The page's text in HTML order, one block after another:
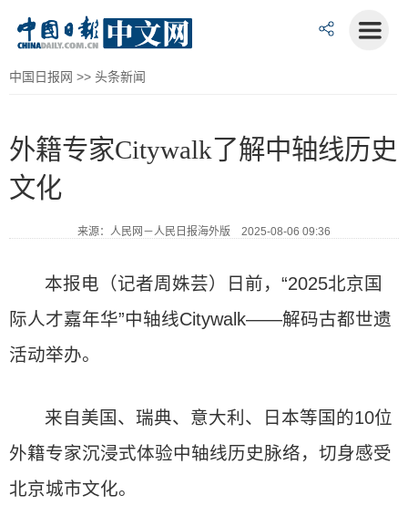
中国日报网 >> 头条新闻
外籍专家Citywalk了解中轴线历史
文化
来源：人民网－人民日报海外版 2025-08-06 09:36
本报电（记者周姝芸）日前，“2025北京国
际人才嘉年华”中轴线Citywalk——解码古都世遗
活动举办。
来自美国、瑞典、意大利、日本等国的10位
外籍专家沉浸式体验中轴线历史脉络，切身感受
北京城市文化。